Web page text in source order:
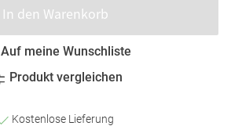
In den Warenkorb
Auf meine Wunschliste
Produkt vergleichen
Kostenlose Lieferung